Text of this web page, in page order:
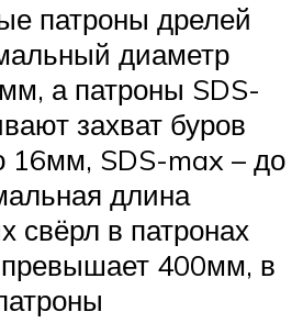
патроны дрелей
диаметр
а патроны SDS-
захват буров
16мм, SDS-max – до
длина
свёрл в патронах
400мм, в